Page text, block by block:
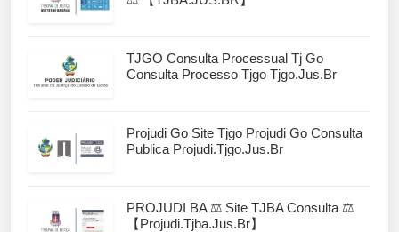
TJGO Consulta Processual Tj Go
Consulta Processo Tjgo Tjgo.jus.br
Projudi Go Site Tjgo Projudi Go Consulta
Publica Projudi.tjgo.jus.br
PROJUDI BA ⚖️ Site TJBA Consulta ⚖️
【projudi.tjba.jus.br】